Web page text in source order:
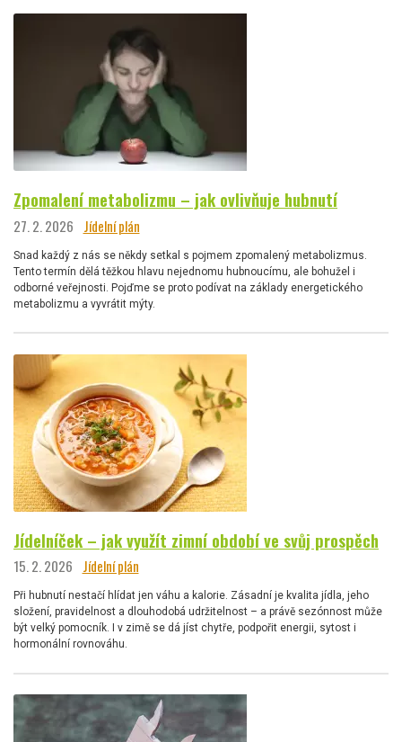
Zpomalení metabolizmu – jak ovlivňuje hubnutí
27. 2. 2026 Jídelní plán
Snad každý z nás se někdy setkal s pojmem zpomalený metabolizmus.
Tento termín dělá těžkou hlavu nejednomu hubnoucímu, ale bohužel i
odborné veřejnosti. Pojďme se proto podívat na základy energetického
metabolizmu a vyvrátit mýty.
Jídelníček – jak využít zimní období ve svůj prospěch
15. 2. 2026 Jídelní plán
Při hubnutí nestačí hlídat jen váhu a kalorie. Zásadní je kvalita jídla, jeho
složení, pravidelnost a dlouhodobá udržitelnost – a právě sezónnost může
být velký pomocník. I v zimě se dá jíst chytře, podpořit energii, sytost i
hormonální rovnováhu.